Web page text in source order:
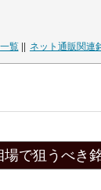
覧 ネット通販関連
で狙うべき